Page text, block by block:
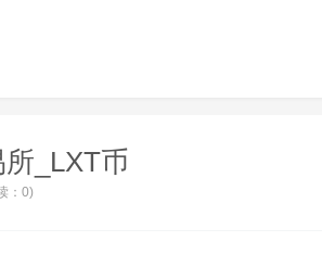
_LXT币
：0)